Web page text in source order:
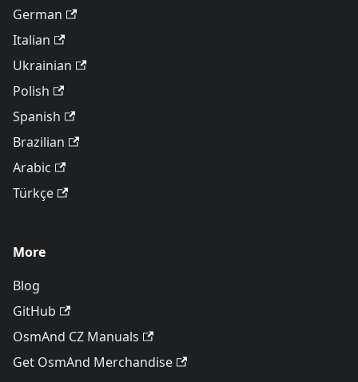
German
Italian
Ukrainian
Polish
Spanish
Brazilian
Arabic
Türkçe
More
Blog
GitHub
OsmAnd CZ Manuals
Get OsmAnd Merchandise